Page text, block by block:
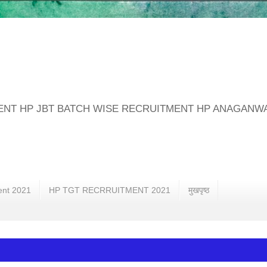
HP JBT BATCH WISE RECRUITMENT HP
2021 HP TGT RECRRUITMENT 2021 मुखपृष्ठ